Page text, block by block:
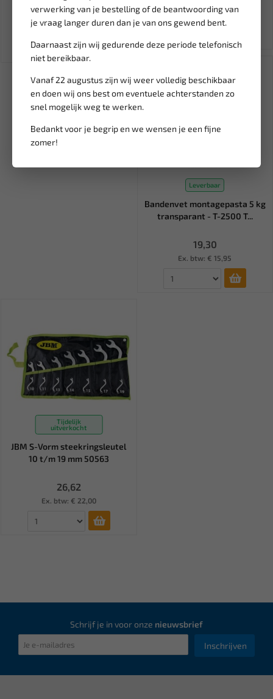
verwerking van je bestelling of de beantwoording van
je vraag langer duren dan je van ons gewend bent.
Daarnaast zijn wij gedurende deze periode telefonisch
niet bereikbaar.
Vanaf 22 augustus zijn wij weer volledig beschikbaar
en doen wij ons best om eventuele achterstanden zo
snel mogelijk weg te werken.
Bedankt voor je begrip en we wensen je een fijne
zomer!
13,11
15,43
Ex. btw: € 10,84
842,16
2.054,58
Ex. btw: € 696,00
Leverbaar
Bandenvet montagepasta 5 kg
transparant - T-2500 T...
19,30
Ex. btw: € 15,95
Tijdelijk
uitverkocht
JBM S-Vorm steekringsleutel
10 t/m 19 mm 50563
26,62
Ex. btw: € 22,00
Schrijf je in voor onze nieuwsbrief
Inschrijven